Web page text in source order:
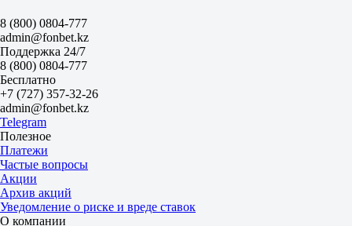
Нью-Йорк Метс
Сегодня в 20:10
1.90
-
1.85
Фора
1
2
+1
1.70
-1
2.10
Тотал
Б
М
8 (800) 0804-777
admin@fonbet.kz
Поддержка 24/7
8 (800) 0804-777
Бесплатно
+7 (727) 357-32-26
admin@fonbet.kz
Telegram
Полезное
Платежи
Частые вопросы
Акции
Архив акций
Уведомление о риске и вреде ставок
О компании